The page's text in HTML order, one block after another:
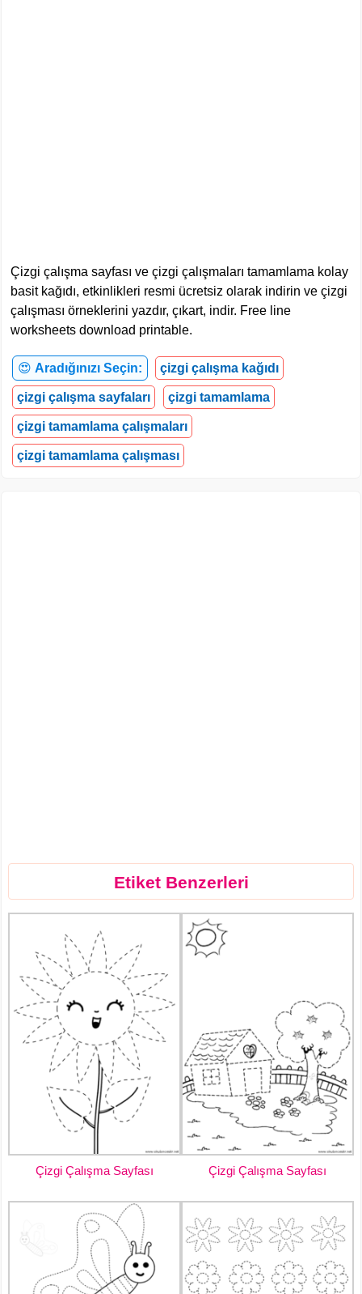
Çizgi çalışma sayfası ve çizgi çalışmaları tamamlama kolay
basit kağıdı, etkinlikleri resmi ücretsiz olarak indirin ve çizgi
çalışması örneklerini yazdır, çıkart, indir. Free line
worksheets download printable.
😍 Aradığınızı Seçin: çizgi çalışma kağıdı
çizgi çalışma sayfaları çizgi tamamlama
çizgi tamamlama çalışmaları
çizgi tamamlama çalışması
Etiket Benzerleri
Çizgi Çalışma Sayfası Çizgi Çalışma Sayfası